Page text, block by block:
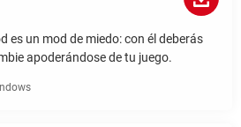
es un mod de miedo: con él deberás
apoderándose de tu juego.